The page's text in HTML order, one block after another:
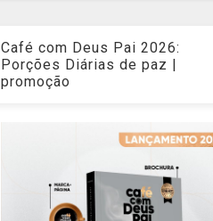
Café com Deus Pai 2026:
Porções Diárias de paz |
promoção